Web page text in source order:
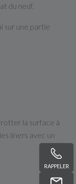
RAPPELER
du neuf.
sur une partie
la surface à
liners avec un